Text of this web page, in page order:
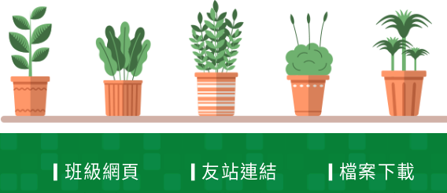
班級網頁 友站連結 檔案下載